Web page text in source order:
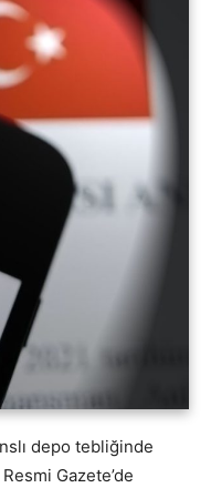
depo tebliğinde
Gazete’de